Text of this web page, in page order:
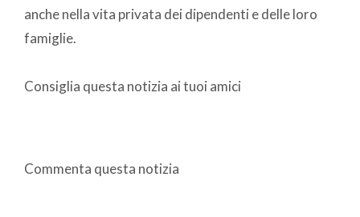
anche nella vita privata dei dipendenti e delle loro
famiglie.
Consiglia questa notizia ai tuoi amici
Commenta questa notizia